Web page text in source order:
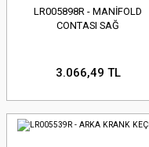
LR005898R - MANİFOLD
CONTASI SAĞ
3.066,49 TL